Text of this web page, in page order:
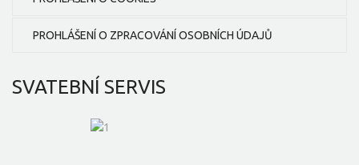
PROHLÁŠENÍ O ZPRACOVÁNÍ OSOBNÍCH ÚDAJŮ
SVATEBNÍ SERVIS